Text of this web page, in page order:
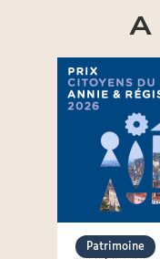
A
Patrimoine